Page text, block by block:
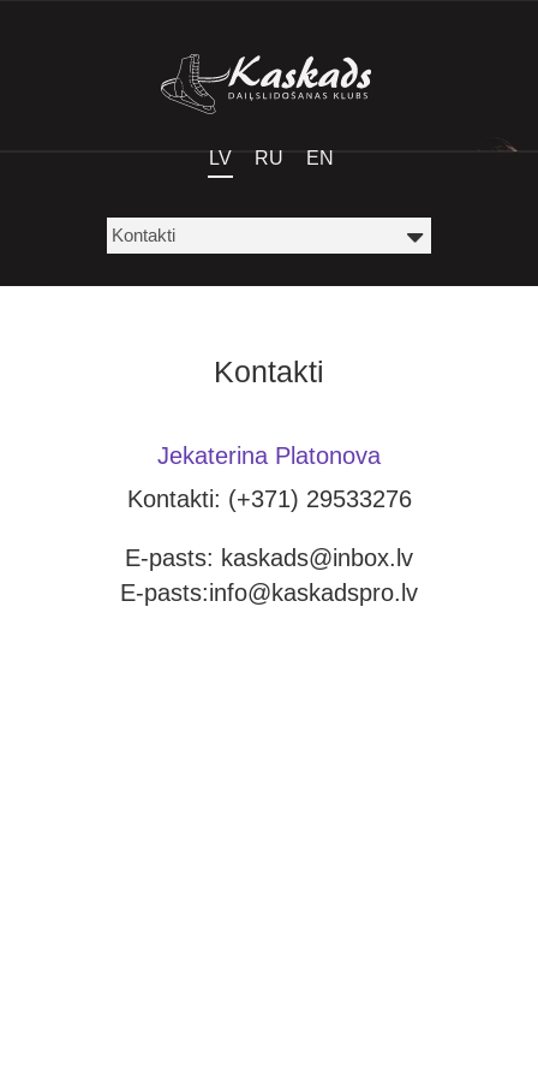
LV RU EN
Kontakti
Jekaterina Platonova
Kontakti: (+371) 29533276
E-pasts: kaskads@inbox.lv
E-pasts:info@kaskadspro.lv